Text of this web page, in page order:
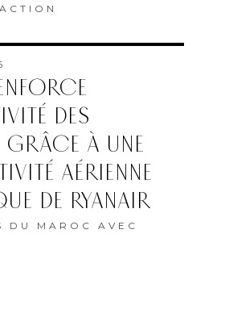
DES
À UNE
AÉRIENNE
DE RYANAIR
DU MAROC AVEC